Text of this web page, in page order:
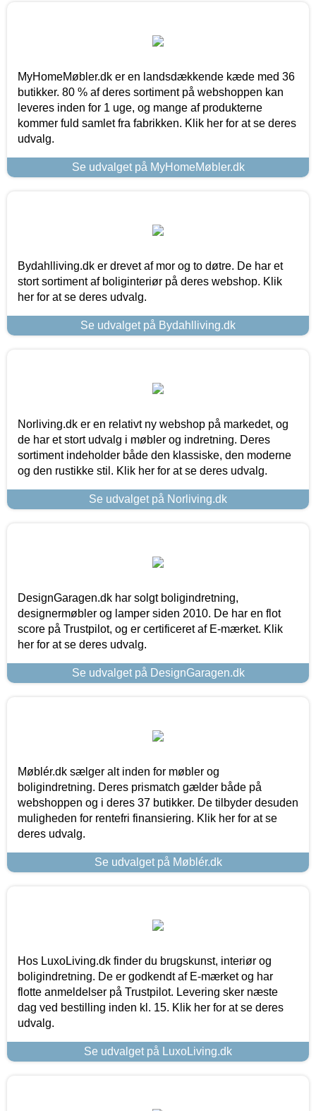
MyHomeMøbler.dk er en landsdækkende kæde med 36
butikker. 80 % af deres sortiment på webshoppen kan
leveres inden for 1 uge, og mange af produkterne
kommer fuld samlet fra fabrikken. Klik her for at se deres
udvalg.
Se udvalget på MyHomeMøbler.dk
Bydahlliving.dk er drevet af mor og to døtre. De har et
stort sortiment af boliginteriør på deres webshop. Klik
her for at se deres udvalg.
Se udvalget på Bydahlliving.dk
Norliving.dk er en relativt ny webshop på markedet, og
de har et stort udvalg i møbler og indretning. Deres
sortiment indeholder både den klassiske, den moderne
og den rustikke stil. Klik her for at se deres udvalg.
Se udvalget på Norliving.dk
DesignGaragen.dk har solgt boligindretning,
designermøbler og lamper siden 2010. De har en flot
score på Trustpilot, og er certificeret af E-mærket. Klik
her for at se deres udvalg.
Se udvalget på DesignGaragen.dk
Møblér.dk sælger alt inden for møbler og
boligindretning. Deres prismatch gælder både på
webshoppen og i deres 37 butikker. De tilbyder desuden
muligheden for rentefri finansiering. Klik her for at se
deres udvalg.
Se udvalget på Møblér.dk
Hos LuxoLiving.dk finder du brugskunst, interiør og
boligindretning. De er godkendt af E-mærket og har
flotte anmeldelser på Trustpilot. Levering sker næste
dag ved bestilling inden kl. 15. Klik her for at se deres
udvalg.
Se udvalget på LuxoLiving.dk